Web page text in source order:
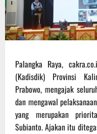
Palangka Raya,
(Kadisdik) Provinsi
Prabowo, mengajak
dan mengawal
yang merupakan
Subianto. Ajakan itu